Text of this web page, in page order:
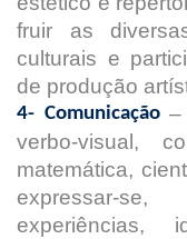
fruir as
culturais e
de produção
4- Comunicação –
verbo-visual,
matemática,
expressar-
experiências,